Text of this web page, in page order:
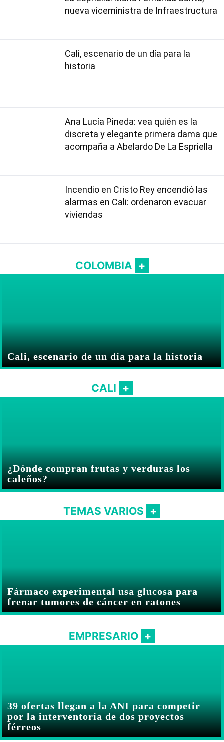
nueva viceministra de Infraestructura
Cali, escenario de un día para la
historia
Ana Lucía Pineda: vea quién es la
discreta y elegante primera dama que
acompaña a Abelardo De La Espriella
Incendio en Cristo Rey encendió las
alarmas en Cali: ordenaron evacuar
viviendas
COLOMBIA
Cali, escenario de un día para la historia
CALI
¿Dónde compran frutas y verduras los
caleños?
TEMAS VARIOS
Fármaco experimental usa glucosa para
frenar tumores de cáncer en ratones
EMPRESARIO
39 ofertas llegan a la ANI para competir
por la interventoría de dos proyectos
férreos